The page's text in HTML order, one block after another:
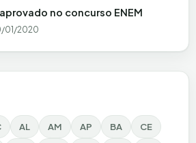
no concurso ENEM
01/2020
AL AM AP BA CE